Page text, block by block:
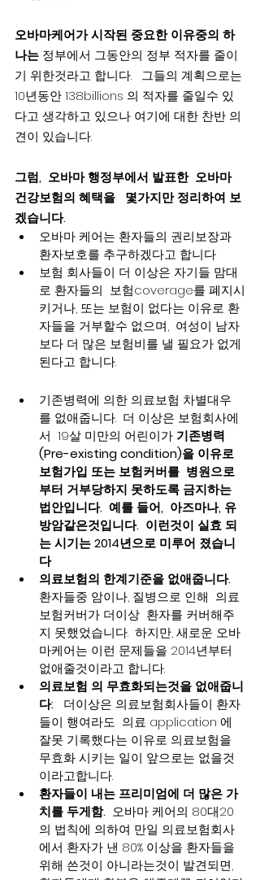
오바마케어가 시작된 중요한 이유중의 하
나는 정부에서 그동안의 정부 적자를 줄이
기 위한것라고 합니다.   그들의 계획으로는
10년동안 138billions 의 적자를 줄일수 있
다고 생각하고 있으나 여기에 대한 찬반 의
견이 있습니다.
그럼,  오바마 행정부에서 발표한  오바마
건강보험의 혜택을   몇가지만 정리하여 보
겠습니다.
오바마 케어는 환자들의 권리보장과
환자보호를 추구하겠다고 합니다
보험 회사들이 더 이상은 자기들 맘대
로 환자들의  보험coverage를 폐지시
키거나, 또는 보험이 없다는 이유로 환
자들을 거부할수 없으며,  여성이 남자
보다 더 많은 보험비를 낼 필요가 없게
된다고 합니다.
기존병력에 의한 의료보험 차별대우
를 없애줍니다.  더 이상은 보험회사에
서  19살 미만의 어린이가 기존병력
(Pre-existing condition)을 이유로
보험가입 또는 보험커버를  병원으로
부터 거부당하지 못하도록 금지하는
법안입니다.  예를 들어,  아즈마나, 유
방암같은것입니다.  이런것이 실효 되
는 시기는 2014년으로 미루어 졌습니
다
의료보험의 한계기준을 없애줍니다.
환자들중 암이나, 질병으로 인해  의료
보험커버가 더이상  환자를 커버해주
지 못했었습니다.  하지만, 새로운 오바
마케어는 이런 문제들을 2014년부터
없애줄것이라고 합니다.
의료보험 의 무효화되는것을 없애줍니
다:
   더이상은 의료보험회사들이 환자
들이 행여라도  의료 application 에
잘못 기록했다는 이유로 의료보험을
무효화 시키는 일이 앞으로는 없을것
이라고합니다.
환자들이 내는 프리미엄에 더 많은 가
치를 두게함.
  오바마 케어의 80대20
의 법칙에 의하여 만일 의료보험회사
에서 환자가 낸 80% 이상을 환자들을
위해 쓴것이 아니라는것이 발견되면,